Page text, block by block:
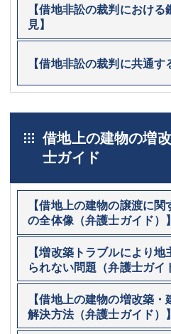
【借地非訟の裁判におけ
見】
【借地非訟の裁判に共通す
借地上の建物の増
士ガイド
【借地上の建物の譲渡に
の全体像（弁護士ガイド）】
【増改築トラブルにより
られない問題（弁護士ガイ
【借地上の建物の増改築
解決方法（弁護士ガイド）】